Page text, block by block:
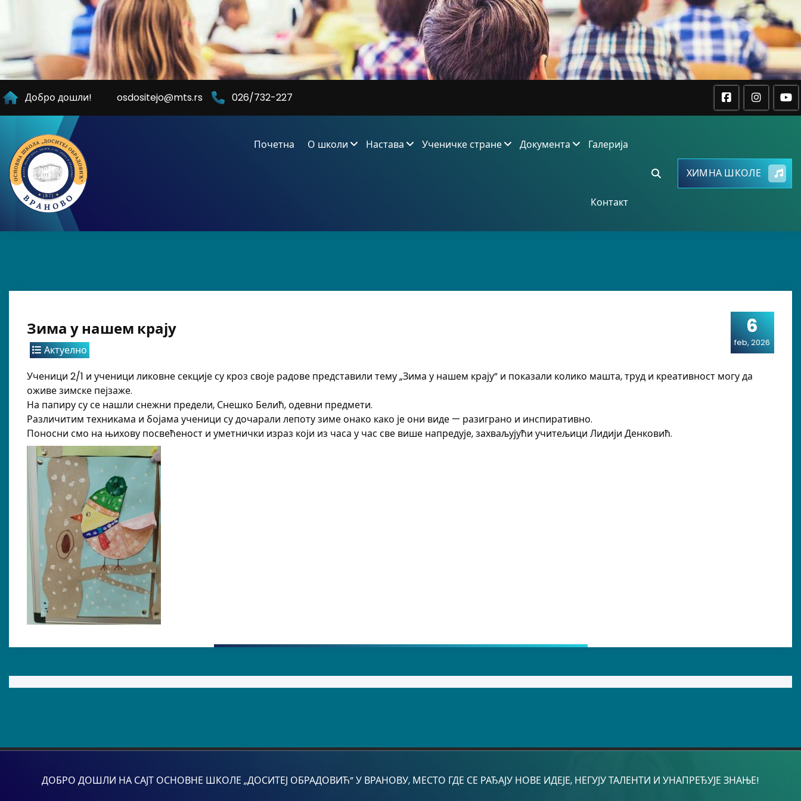
Добро дошли! osdositejo@mts.rs 026/732-227
Почетна О школи Настава Ученичке стране Документа Галерија
Контакт
ХИМНА ШКОЛЕ
6
feb, 2026
Зима у нашем крају
Актуелно
Ученици 2/1 и ученици ликовне секције су кроз своје радове представили тему „Зима у нашем крају” и показали колико машта, труд и креативност могу да
оживе зимске пејзаже.
На папиру су се нашли снежни предели, Снешко Белић, одевни предмети.
Различитим техникама и бојама ученици су дочарали лепоту зиме онако како је они виде — разиграно и инспиративно.
Поносни смо на њихову посвећеност и уметнички израз који из часа у час све више напредује, захваљујући учитељици Лидији Денковић.
ДОБРО ДОШЛИ НА САЈТ ОСНОВНЕ ШКОЛЕ „ДОСИТЕЈ ОБРАДОВИЋ” У ВРАНОВУ, МЕСТО ГДЕ СЕ РАЂАЈУ НОВЕ ИДЕЈЕ, НЕГУЈУ ТАЛЕНТИ И УНАПРЕЂУЈЕ ЗНАЊЕ!